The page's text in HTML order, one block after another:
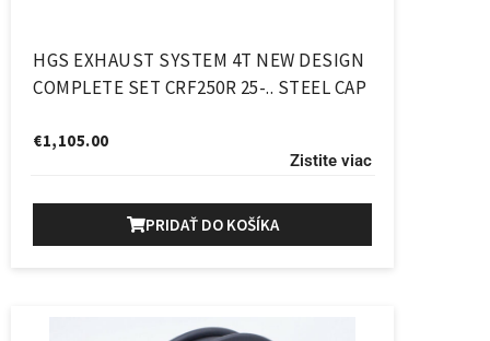
HGS EXHAUST SYSTEM 4T NEW DESIGN
COMPLETE SET CRF250R 25-.. STEEL CAP
€1,105.00
Zistite viac
PRIDAŤ DO KOŠÍKA